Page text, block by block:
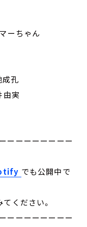
ーちゃん
孔
由実
ーーーーーーーー
でも公開中で
ください。
ーーーーーーーー